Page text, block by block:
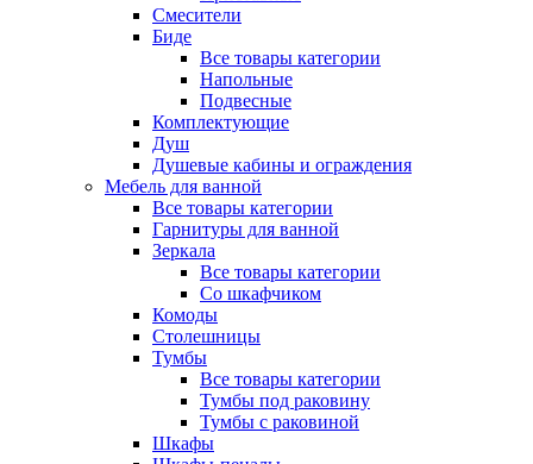
Смесители
Биде
Все товары категории
Напольные
Подвесные
Комплектующие
Душ
Душевые кабины и ограждения
Мебель для ванной
Все товары категории
Гарнитуры для ванной
Зеркала
Все товары категории
Со шкафчиком
Комоды
Столешницы
Тумбы
Все товары категории
Тумбы под раковину
Тумбы с раковиной
Шкафы